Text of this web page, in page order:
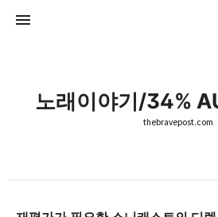
노래이야기/34%
thebravepost.com